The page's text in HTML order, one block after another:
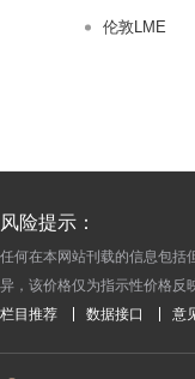
伦敦LME
风险提示：
任何在本网站刊载的信息包括
异，该价格仅为指示性价格反
栏目推荐 数据接口 意